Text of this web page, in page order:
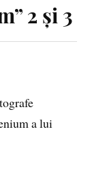
2 și 3
a lui